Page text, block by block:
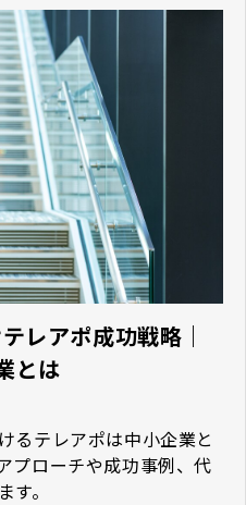
レアポ成功戦略｜
とは
るテレアポは中小企業と
プローチや成功事例、代
。